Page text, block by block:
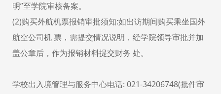
明”至学院审核备案。
(2)购买外航机票报销审批须知:如出访期间购买乘坐国外
航空公司机 票，需提交情况说明，经学院领导审批并加
盖公章后，作为报销材料提交财务 处。
学校出入境管理与服务中心电话: 021-34206748(批件审